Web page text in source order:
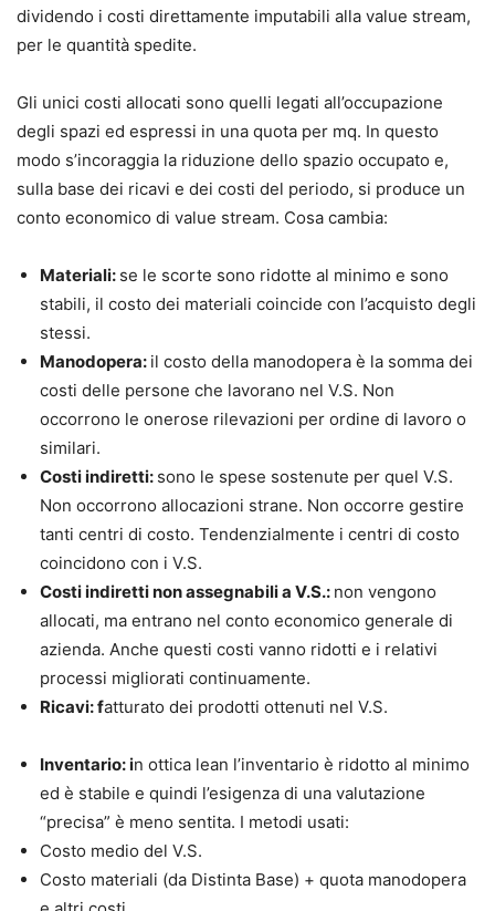
dividendo i costi direttamente imputabili alla value stream,
per le quantità spedite.
Gli unici costi allocati sono quelli legati all’occupazione
degli spazi ed espressi in una quota per mq. In questo
modo s’incoraggia la riduzione dello spazio occupato e,
sulla base dei ricavi e dei costi del periodo, si produce un
conto economico di value stream. Cosa cambia:
Materiali: se le scorte sono ridotte al minimo e sono
stabili, il costo dei materiali coincide con l’acquisto degli
stessi.
Manodopera: il costo della manodopera è la somma dei
costi delle persone che lavorano nel V.S. Non
occorrono le onerose rilevazioni per ordine di lavoro o
similari.
Costi indiretti: sono le spese sostenute per quel V.S.
Non occorrono allocazioni strane. Non occorre gestire
tanti centri di costo. Tendenzialmente i centri di costo
coincidono con i V.S.
Costi indiretti non assegnabili a V.S.: non vengono
allocati, ma entrano nel conto economico generale di
azienda. Anche questi costi vanno ridotti e i relativi
processi migliorati continuamente.
Ricavi: fatturato dei prodotti ottenuti nel V.S.
Inventario: in ottica lean l’inventario è ridotto al minimo
ed è stabile e quindi l’esigenza di una valutazione
“precisa” è meno sentita. I metodi usati:
Costo medio del V.S.
Costo materiali (da Distinta Base) + quota manodopera